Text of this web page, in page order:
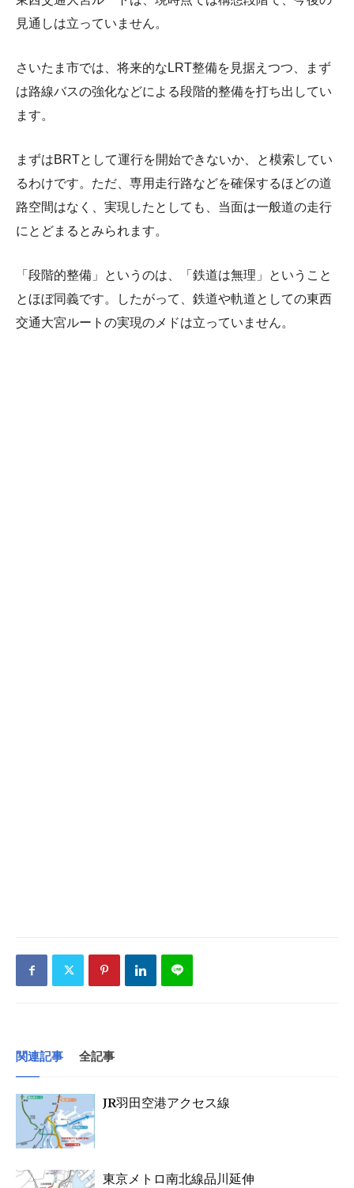
見通しは立っていません。
さいたま市では、将来的なLRT整備を見据えつつ、まず
は路線バスの強化などによる段階的整備を打ち出してい
ます。
まずはBRTとして運行を開始できないか、と模索してい
るわけです。ただ、専用走行路などを確保するほどの道
路空間はなく、実現したとしても、当面は一般道の走行
にとどまるとみられます。
「段階的整備」というのは、「鉄道は無理」ということ
とほぼ同義です。したがって、鉄道や軌道としての東西
交通大宮ルートの実現のメドは立っていません。
関連記事 全記事
JR羽田空港アクセス線
東京メトロ南北線品川延伸